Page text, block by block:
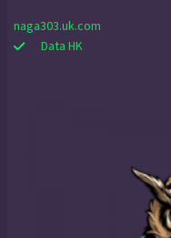
naga303.uk.com
Data HK